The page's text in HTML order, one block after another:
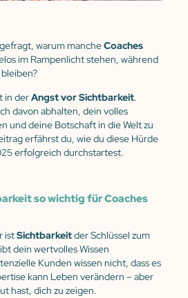
warum mancheCoaches
im Rampenlicht stehen, während
in derAngst vor Sichtbarkeit.
davon abhalten, dein volles
und deine Botschaft in die Welt zu
erfährst du, wie du diese Hürde
erfolgreich durchstartest.
so wichtig für Coaches
istSichtbarkeitder Schlüssel zum
dein wertvolles Wissen
Kunden wissen nicht, dass es
kann Leben verändern – aber
hast, dich zu zeigen.